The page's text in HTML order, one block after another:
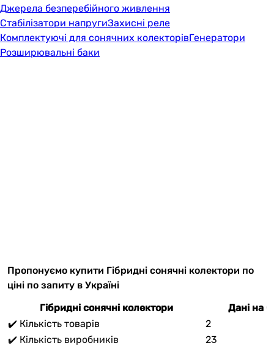
Джерела безперебійного живлення
Стабілізатори напругиЗахисні реле
Комплектуючі для сонячних колекторівГенератори
Розширювальні баки
Пропонуємо купити Гібридні сонячні колектори по
ціні по запиту в Україні
Гібридні сонячні колектори
Дані на
✔️ Кількість товарів
2
✔️ Кількість виробників
23